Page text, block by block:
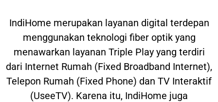
IndiHome merupakan layanan digital terdepan
menggunakan teknologi fiber optik yang
menawarkan layanan Triple Play yang terdiri
dari Internet Rumah (Fixed Broadband Internet),
Telepon Rumah (Fixed Phone) dan TV Interaktif
(UseeTV). Karena itu, IndiHome juga